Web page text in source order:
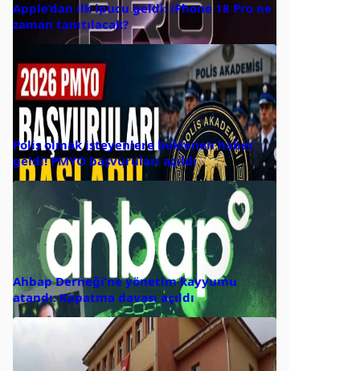
Apple’dan ilk ipucu geldi: iPhone 18 Pro ne
zaman tanıtılacak?
Polis olmak isteyenlere beklenen haber
geldi! PMYO başvuruları açıldı
Ahbap Derneği’ne yönetim kayyumu
atandı: Kapatma davası açıldı